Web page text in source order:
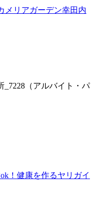
メリアガーデン幸田内
（アルバイト・パ
！健康を作るヤリガイ